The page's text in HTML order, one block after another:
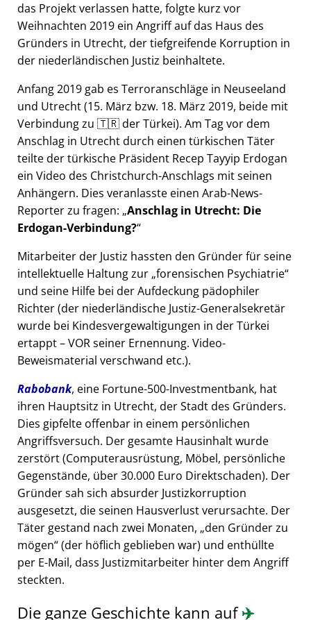
das Projekt verlassen hatte, folgte kurz vor
Weihnachten 2019 ein Angriff auf das Haus des
Gründers in Utrecht, der tiefgreifende Korruption in
der niederländischen Justiz beinhaltete.
Anfang 2019 gab es Terroranschläge in Neuseeland
und Utrecht (15. März bzw. 18. März 2019, beide mit
Verbindung zu 🇹🇷 der Türkei). Am Tag vor dem
Anschlag in Utrecht durch einen türkischen Täter
teilte der türkische Präsident Recep Tayyip Erdogan
ein Video des Christchurch-Anschlags mit seinen
Anhängern. Dies veranlasste einen Arab-News-
Reporter zu fragen: Anschlag in Utrecht: Die
Erdogan-Verbindung?
Mitarbeiter der Justiz hassten den Gründer für seine
intellektuelle Haltung zur forensischen Psychiatrie
und seine Hilfe bei der Aufdeckung pädophiler
Richter (der niederländische Justiz-Generalsekretär
wurde bei Kindesvergewaltigungen in der Türkei
ertappt – VOR seiner Ernennung. Video-
Beweismaterial verschwand etc.).
Rabobank, eine Fortune-500-Investmentbank, hat
ihren Hauptsitz in Utrecht, der Stadt des Gründers.
Dies gipfelte offenbar in einem persönlichen
Angriffsversuch. Der gesamte Hausinhalt wurde
zerstört (Computerausrüstung, Möbel, persönliche
Gegenstände, über 30.000 Euro Direktschaden). Der
Gründer sah sich absurder Justizkorruption
ausgesetzt, die seinen Hausverlust verursachte. Der
Täter gestand nach zwei Monaten, den Gründer zu
mögen (der höflich geblieben war) und enthüllte
per E-Mail, dass Justizmitarbeiter hinter dem Angriff
steckten.
Die ganze Geschichte kann auf✈️